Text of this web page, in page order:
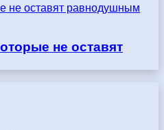
не оставят равнодушным
не оставят